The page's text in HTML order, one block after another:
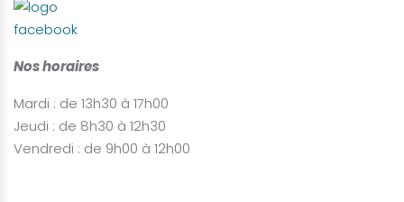
Nos horaires
Mardi : de 13h30 à 17h00
Jeudi : de 8h30 à 12h30
Vendredi : de 9h00 à 12h00